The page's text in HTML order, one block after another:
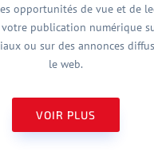
opportunités de vue et de
publication numérique
ou sur des annonces
le web.
VOIR PLUS